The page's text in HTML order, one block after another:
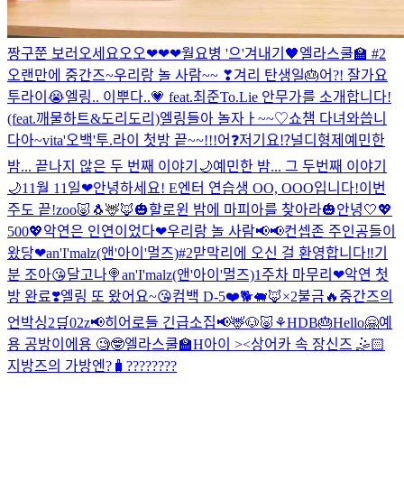
짱구쭌 보러오세요오오❤❤❤월요병 '으'겨내기🖤엘라스쿨🏫 #2
오랜만에 중간즈~우리랑 놀 사람~~ ❣겨리 탄생일🎂어?! 잘가요
투라이😭엘링.. 이뿌다..💗 feat.최준To.Lie 안무가를 소개합니다!
(feat.깨물하트&도리도리)엘링들아 놀자ㅏ~~♡쇼챔 다녀와씁니
다아~vita'오백'투.라이 첫방 끝~~!!!어❓저기요⁉️널디형제 예민한
밤... 끝나지 않은 두 번째 이야기🌙예민한 밤... 그 두번째 이야기
🌙11월 11일❤안녕하세요! E엔터 연습생 OO, OOO입니다!이번
주도 끝!zoo🐷🐧🦌🦊🎃할로윈 밤에 마피아를 찾아라🎃안녕🤍💖
500💖악연은 인연이었다❤우리랑 놀 사람📢📢컨셉존 주인공들이
왔당❤an'I'malz(앤'아이'멀즈)#2맏막리에 오신 걸 환영합니다‼️기
분 조아😘달고나🍭an'I'malz(앤'아이'멀즈)1주차 마무리❤악연 첫
방 완료❣️엘링 또 왔어요~😘컴백 D-5❤️🐕🐖🦊×2불금🔥중간즈의
언박싱2🛒02z📢히어로들 긴급소집📢🦌🐶🐷⚘HDB🎂Hello🤗예
용 공방이에용 🧐🤓엘라스쿨🏫H아이 ><상어카 속 장신즈 🤹🏻
지방즈의 가방엔?🧳 ????????